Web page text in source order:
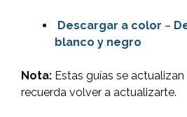
Descargar a color –
blanco y negro
Nota: Estas guías se
recuerda volver a actualizarte.